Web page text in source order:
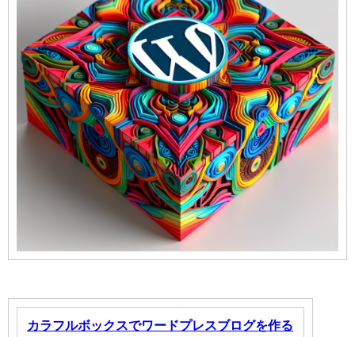
カラフルボックスでワードプレスブログを作る